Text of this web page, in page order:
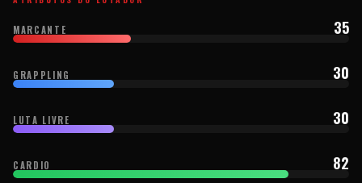
MARCANTE 35
GRAPPLING 30
LUTA LIVRE 30
CARDIO 82